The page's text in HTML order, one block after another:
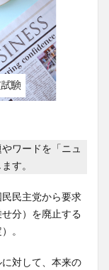
ワードを「ニュ
す。
民主党から要求
せ分）を廃止する
。
対して、本来の